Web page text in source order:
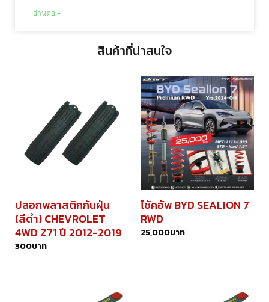
อ่านต่อ »
สินค้าที่น่าสนใจ
ปลอกพลาสติกกันฝุ่น
(สีดำ) CHEVROLET
4WD Z71 ปี 2012-2019
300บาท
โช้คอัพ BYD SEALION 7
RWD
25,000บาท